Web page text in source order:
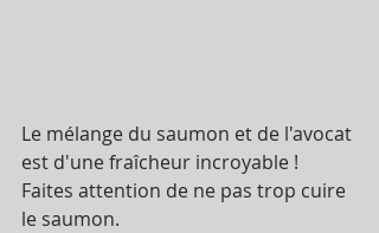
Le mélange du saumon et de l'avocat
est d'une fraîcheur incroyable !
Faites attention de ne pas trop cuire
le saumon.